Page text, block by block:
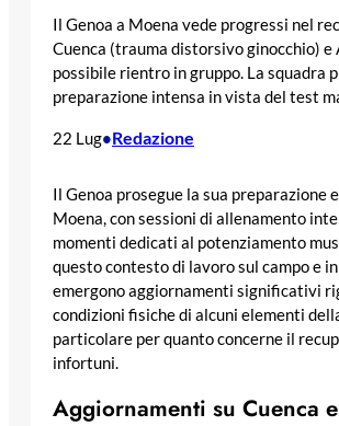
Il Genoa a Moena vede progressi nel
Cuenca (trauma distorsivo ginocchio) e
possibile rientro in gruppo. La squadra
preparazione intensa in vista del test
22 Lug•Redazione
Il Genoa prosegue la sua preparazione
Moena, con sessioni di allenamento
momenti dedicati al potenziamento
questo contesto di lavoro sul campo e
emergono aggiornamenti significativi
condizioni fisiche di alcuni elementi
particolare per quanto concerne il
infortuni.
Aggiornamenti su Cuenca